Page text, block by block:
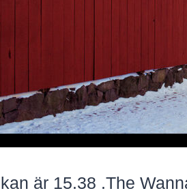
är 15.38 .The